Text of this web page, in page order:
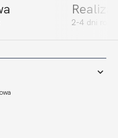
ACTIVE BRASSIERE2-4 dni